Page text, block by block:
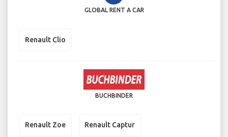
GLOBAL RENT A CAR
Renault Clio
BUCHBINDER
Renault Zoe Renault Captur